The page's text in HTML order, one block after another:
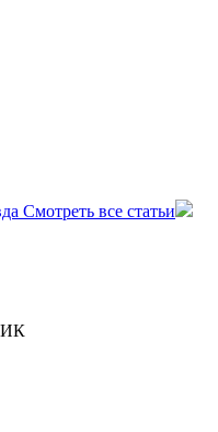
Смотреть все статьи